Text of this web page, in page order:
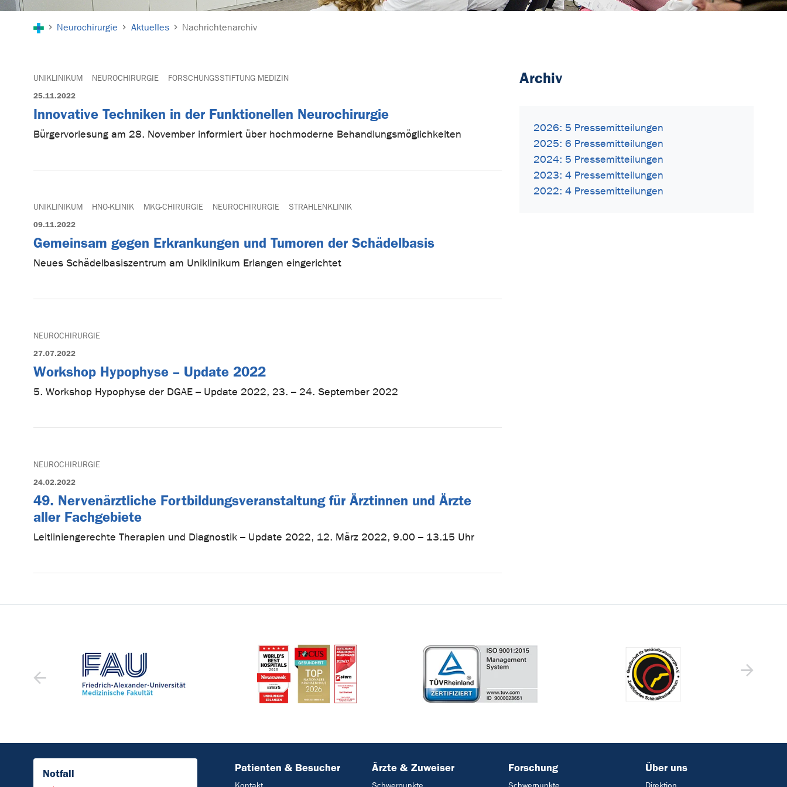
Neurochirurgie Aktuelles Nachrichtenarchiv
UNIKLINIKUM NEUROCHIRURGIE FORSCHUNGSSTIFTUNG MEDIZIN
25.11.2022
Innovative Techniken in der Funktionellen Neurochirurgie
Bürgervorlesung am 28. November informiert über hochmoderne Behandlungsmöglichkeiten
UNIKLINIKUM HNO-KLINIK MKG-CHIRURGIE NEUROCHIRURGIE STRAHLENKLINIK
09.11.2022
Gemeinsam gegen Erkrankungen und Tumoren der Schädelbasis
Neues Schädelbasiszentrum am Uniklinikum Erlangen eingerichtet
NEUROCHIRURGIE
27.07.2022
Workshop Hypophyse – Update 2022
5. Workshop Hypophyse der DGAE – Update 2022, 23. – 24. September 2022
NEUROCHIRURGIE
24.02.2022
49. Nervenärztliche Fortbildungsveranstaltung für Ärztinnen und Ärzte
aller Fachgebiete
Leitliniengerechte Therapien und Diagnostik – Update 2022, 12. März 2022, 9.00 – 13.15 Uhr
Archiv
2026: 5 Pressemitteilungen
2025: 6 Pressemitteilungen
2024: 5 Pressemitteilungen
2023: 4 Pressemitteilungen
2022: 4 Pressemitteilungen
Notfall Patienten & Besucher Ärzte & Zuweiser Forschung Über uns